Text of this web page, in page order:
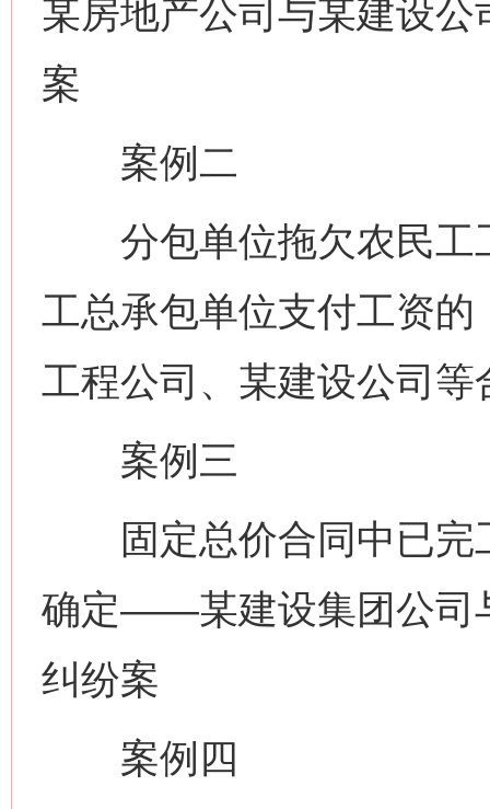
某房地产公司与某建设
案
案例二
分包单位拖欠农民工
工总承包单位支付工资
工程公司、某建设公司等
案例三
固定总价合同中已完
确定——某建设集团公司
纠纷案
案例四